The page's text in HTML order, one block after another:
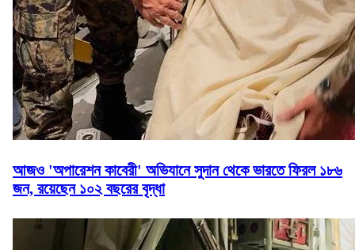
আজও 'অপারেশন কাবেরী' অভিযানে সুদান থেকে ভারতে ফিরল ১৮৬
জন, রয়েছেন ১০২ বছরের বৃদ্ধা